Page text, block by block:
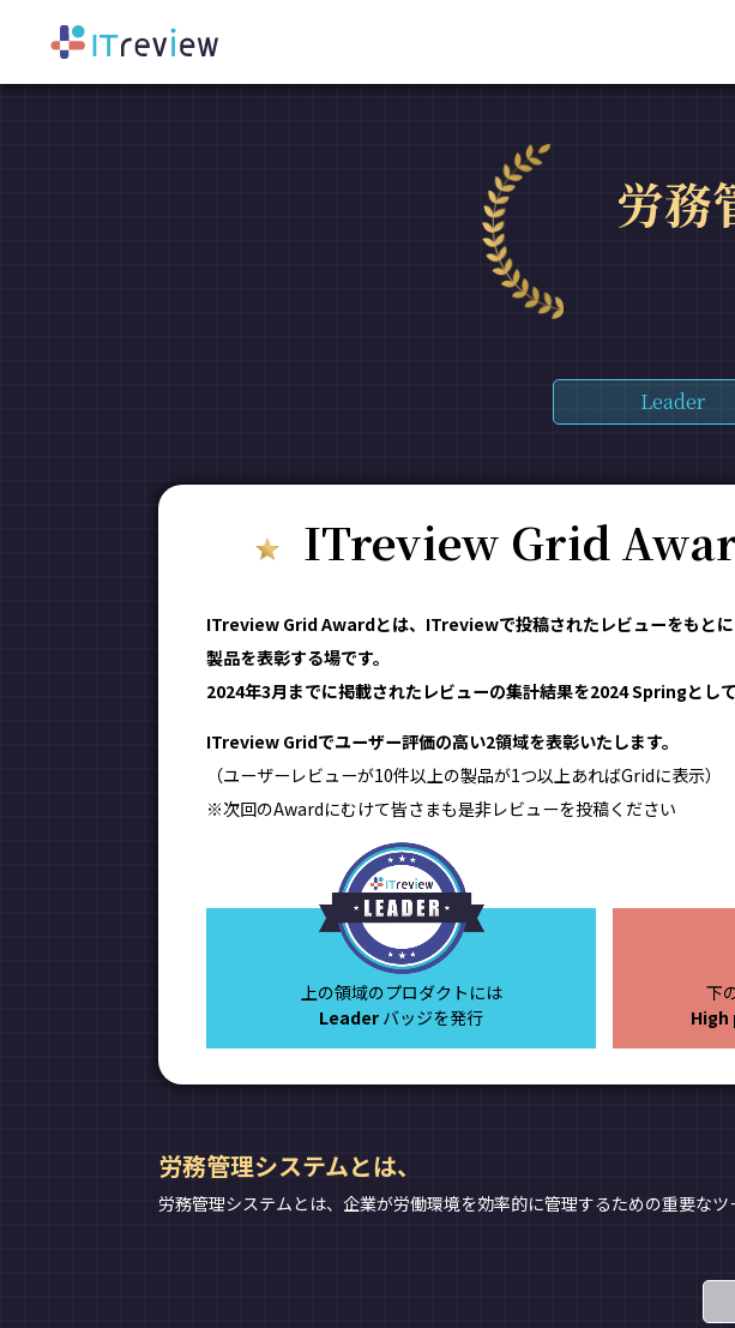
労務
Leader
ITreview Grid
ITreview Grid Awardとは、ITreviewで投稿されたレビューをもとに
製品を表彰する場です。
2024年3月までに掲載されたレビューの集計結果を2024 Springとして
ITreview Gridでユーザー評価の高い2領域を表彰いたします。
（ユーザーレビューが10件以上の製品が1つ以上あればGridに表示）
※次回のAwardにむけて皆さまも是非レビューを投稿ください
上の領域のプロダクトには
Leader バッジを発行
下
労務管理システムとは、
労務管理システムとは、企業が労働環境を効率的に管理するための重要なツ